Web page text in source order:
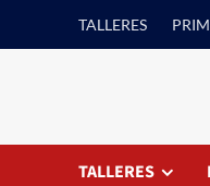
TALLERES
TALLERES